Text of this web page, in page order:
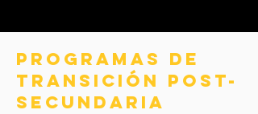
PROGRAMAS DE
TRANSICIÓN POST-
SECUNDARIA